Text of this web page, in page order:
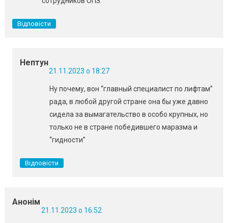
Відповісти
Нептун
21.11.2023 о 18:27
Ну почему, вон “главный специалист по лифтам”
рада, в любой другой стране она бы уже давно
сидела за вымагательство в особо крупных, но
только не в стране победившего маразма и
“гидности”
Відповісти
Анонім
21.11.2023 о 16:52